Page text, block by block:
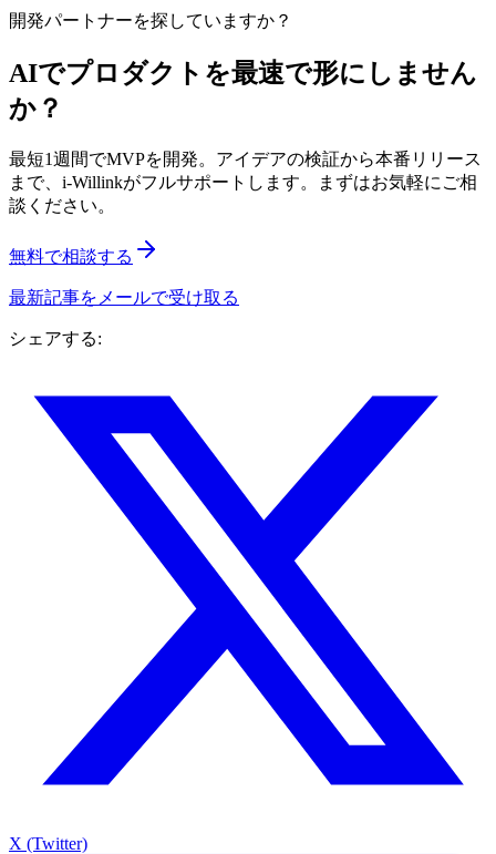
開発パートナーを探していますか？
AIでプロダクトを最速で形にしません
か？
最短1週間でMVPを開発。アイデアの検証から本番リリース
まで、i-Willinkがフルサポートします。まずはお気軽にご相
談ください。
無料で相談する
最新記事をメールで受け取る
シェアする:
X (Twitter)